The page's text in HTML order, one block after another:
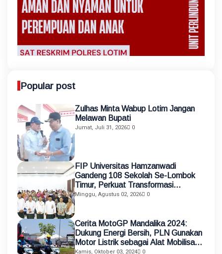
Popular post
Zulhas Minta Wabup Lotim Jangan
Melawan Bupati
Jumat, Juli 31, 2026 0
FIP Universitas Hamzanwadi
Gandeng 108 Sekolah Se-Lombok
Timur, Perkuat Transformasi
Pendidikan melalui Asistensi
Minggu, Agustus 02, 2026 0
Cerita MotoGP Mandalika 2024:
Dukung Energi Bersih, PLN Gunakan
Motor Listrik sebagai Alat Mobilisasi
Petugas
Kamis, Oktober 03, 2024 0